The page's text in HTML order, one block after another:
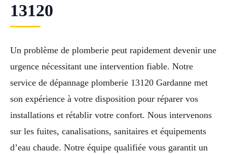
13120
Un problème de plomberie peut rapidement devenir une
urgence nécessitant une intervention fiable. Notre
service de dépannage plomberie 13120 Gardanne met
son expérience à votre disposition pour réparer vos
installations et rétablir votre confort. Nous intervenons
sur les fuites, canalisations, sanitaires et équipements
d’eau chaude. Notre équipe qualifiée vous garantit un